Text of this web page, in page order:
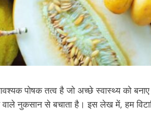
तत्व है जो अच्छे स्वास्थ्य को बनाए
नुकसान से बचाता है। इस लेख में, हम